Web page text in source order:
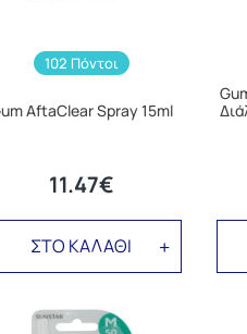
102 Πόντοι
AftaClear Spray 15ml
11.47€
ΣΤΟ ΚΑΛΑΘΙ